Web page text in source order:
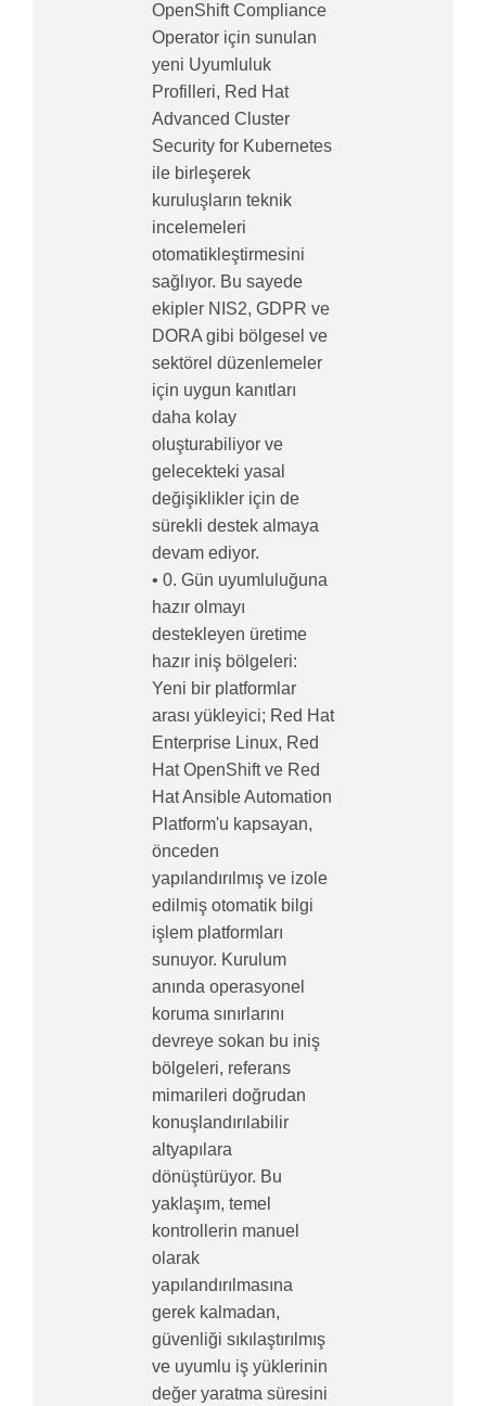
OpenShift Compliance
Operator için sunulan
yeni Uyumluluk
Profilleri, Red Hat
Advanced Cluster
Security for Kubernetes
ile birleşerek
kuruluşların teknik
incelemeleri
otomatikleştirmesini
sağlıyor. Bu sayede
ekipler NIS2, GDPR ve
DORA gibi bölgesel ve
sektörel düzenlemeler
için uygun kanıtları
daha kolay
oluşturabiliyor ve
gelecekteki yasal
değişiklikler için de
sürekli destek almaya
devam ediyor.
• 0. Gün uyumluluğuna
hazır olmayı
destekleyen üretime
hazır iniş bölgeleri:
Yeni bir platformlar
arası yükleyici; Red Hat
Enterprise Linux, Red
Hat OpenShift ve Red
Hat Ansible Automation
Platform'u kapsayan,
önceden
yapılandırılmış ve izole
edilmiş otomatik bilgi
işlem platformları
sunuyor. Kurulum
anında operasyonel
koruma sınırlarını
devreye sokan bu iniş
bölgeleri, referans
mimarileri doğrudan
konuşlandırılabilir
altyapılara
dönüştürüyor. Bu
yaklaşım, temel
kontrollerin manuel
olarak
yapılandırılmasına
gerek kalmadan,
güvenliği sıkılaştırılmış
ve uyumlu iş yüklerinin
değer yaratma süresini